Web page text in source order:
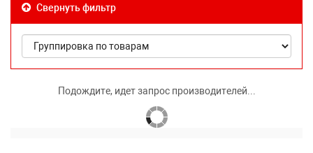
Свернуть фильтр
Подождите, идет запрос производителей...